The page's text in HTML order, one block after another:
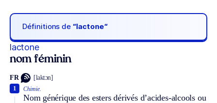
Définitions de “lactone“
lactone
nom féminin
FR [laktɔn]
Chimie.
Nom générique des esters dérivés d’acides-alcools ou
1